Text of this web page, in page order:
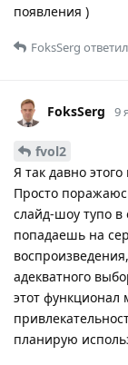
появления )
FoksSerg
FoksSerg 9
fvol2
Я так давно
Просто
слайд-шоу тупо
попадаешь на
адекватного
этот
планирую